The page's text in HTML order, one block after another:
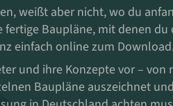
weißt aber nicht, wo du
Baupläne, mit denen
einfach online zum
und ihre Konzepte vor – von
Baupläne auszeichnet